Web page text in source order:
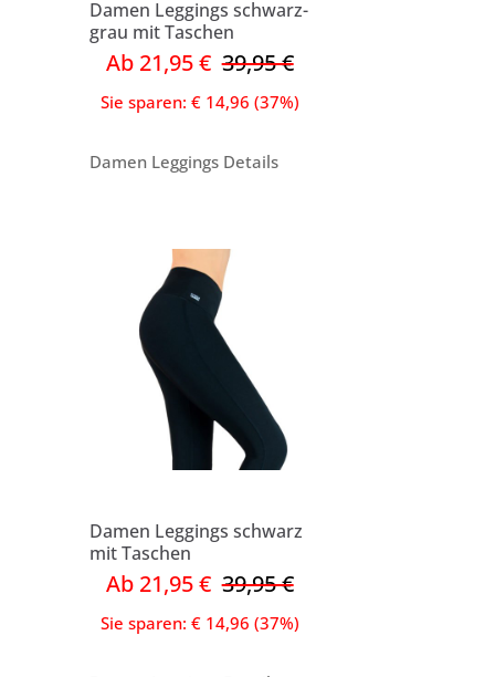
Damen Leggings schwarz-
grau mit Taschen
Ab 21,95 €39,95 €
Sie sparen: € 14,96 (37%)
Damen Leggings Details
Damen Leggings schwarz
mit Taschen
Ab 21,95 €39,95 €
Sie sparen: € 14,96 (37%)